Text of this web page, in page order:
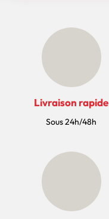
Livraison rapide
Sous 24h/48h